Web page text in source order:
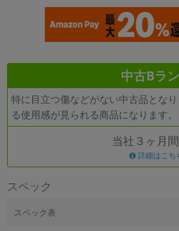
中古Bラ
特に目立つ傷などがない中古品とな
る使用感が見られる商品になります。
当社３ヶ月
詳細はこち
スペック
スペック表